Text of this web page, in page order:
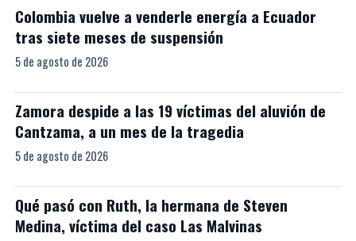
Colombia vuelve a venderle energía a Ecuador
tras siete meses de suspensión
5 de agosto de 2026
Zamora despide a las 19 víctimas del aluvión de
Cantzama, a un mes de la tragedia
5 de agosto de 2026
Qué pasó con Ruth, la hermana de Steven
Medina, víctima del caso Las Malvinas